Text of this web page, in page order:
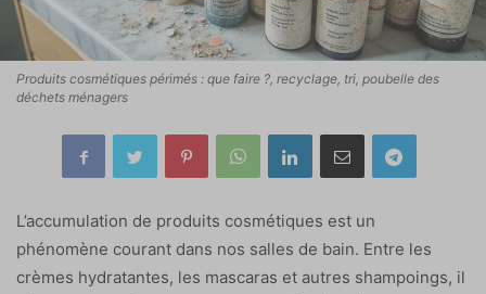
Produits cosmétiques périmés : que faire ?, recyclage, tri, poubelle des
déchets ménagers
L’accumulation de produits cosmétiques est un
phénomène courant dans nos salles de bain. Entre les
crèmes hydratantes, les mascaras et autres shampoings, il